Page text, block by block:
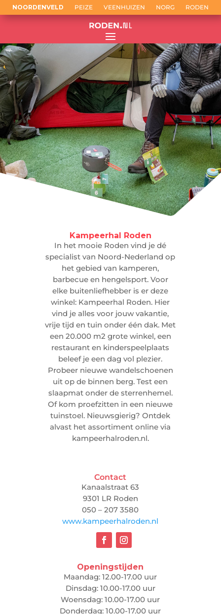
NOORDENVELD PEIZE VEENHUIZEN NORG RODEN
Kampeerhal Roden
In het mooie Roden vind je dé
specialist van Noord-Nederland op
het gebied van kamperen,
barbecue en hengelsport. Voor
elke buitenliefhebber is er deze
winkel: Kampeerhal Roden. Hier
vind je alles voor jouw vakantie,
vrije tijd en tuin onder één dak. Met
een 20.000 m2 grote winkel, een
restaurant en kinderspeelplaats
beleef je een dag vol plezier.
Probeer nieuwe wandelschoenen
uit op de binnen berg. Test een
slaapmat onder de sterrenhemel.
Of kom proefzitten in een nieuwe
tuinstoel. Nieuwsgierig? Ontdek
alvast het assortiment online via
kampeerhalroden.nl.
Contact
Kanaalstraat 63
9301 LR Roden
050 – 207 3580
www.kampeerhalroden.nl
Openingstijden
Maandag: 12.00-17.00 uur
Dinsdag: 10.00-17.00 uur
Woensdag: 10.00-17.00 uur
Donderdag: 10.00-17.00 uur